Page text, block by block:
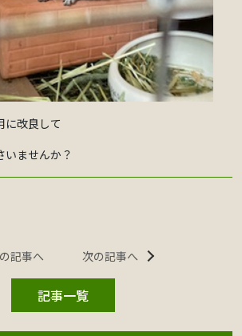
に改良して
ませんか？
記事へ 次の記事へ
記事一覧